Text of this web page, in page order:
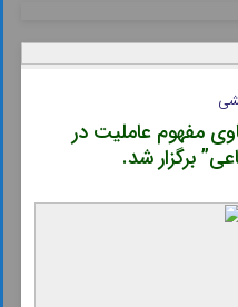
مفهوم عاملیت در
برگزار شد.